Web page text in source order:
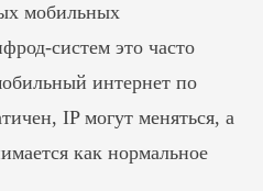
мобильных
систем это часто
интернет по
IP могут меняться, а
как нормальное